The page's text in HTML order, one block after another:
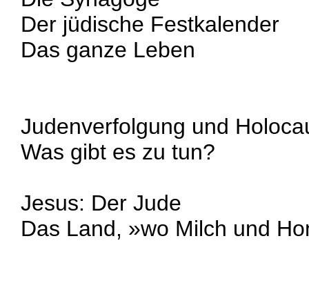
Der jüdische Festkalender
Das ganze Leben
Judenverfolgung und
Was gibt es zu tun?
Jesus: Der Jude
Das Land, »wo Milch und